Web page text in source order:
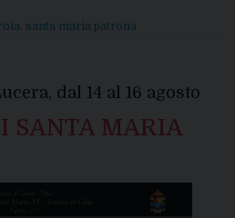
Santa
santa maria patrona
dal 14 al 16 agosto
SANTA MARIA